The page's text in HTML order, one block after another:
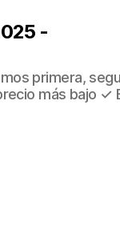
-
primera,
más bajo ✓